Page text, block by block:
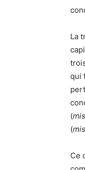
La
qui
(
(
Ce